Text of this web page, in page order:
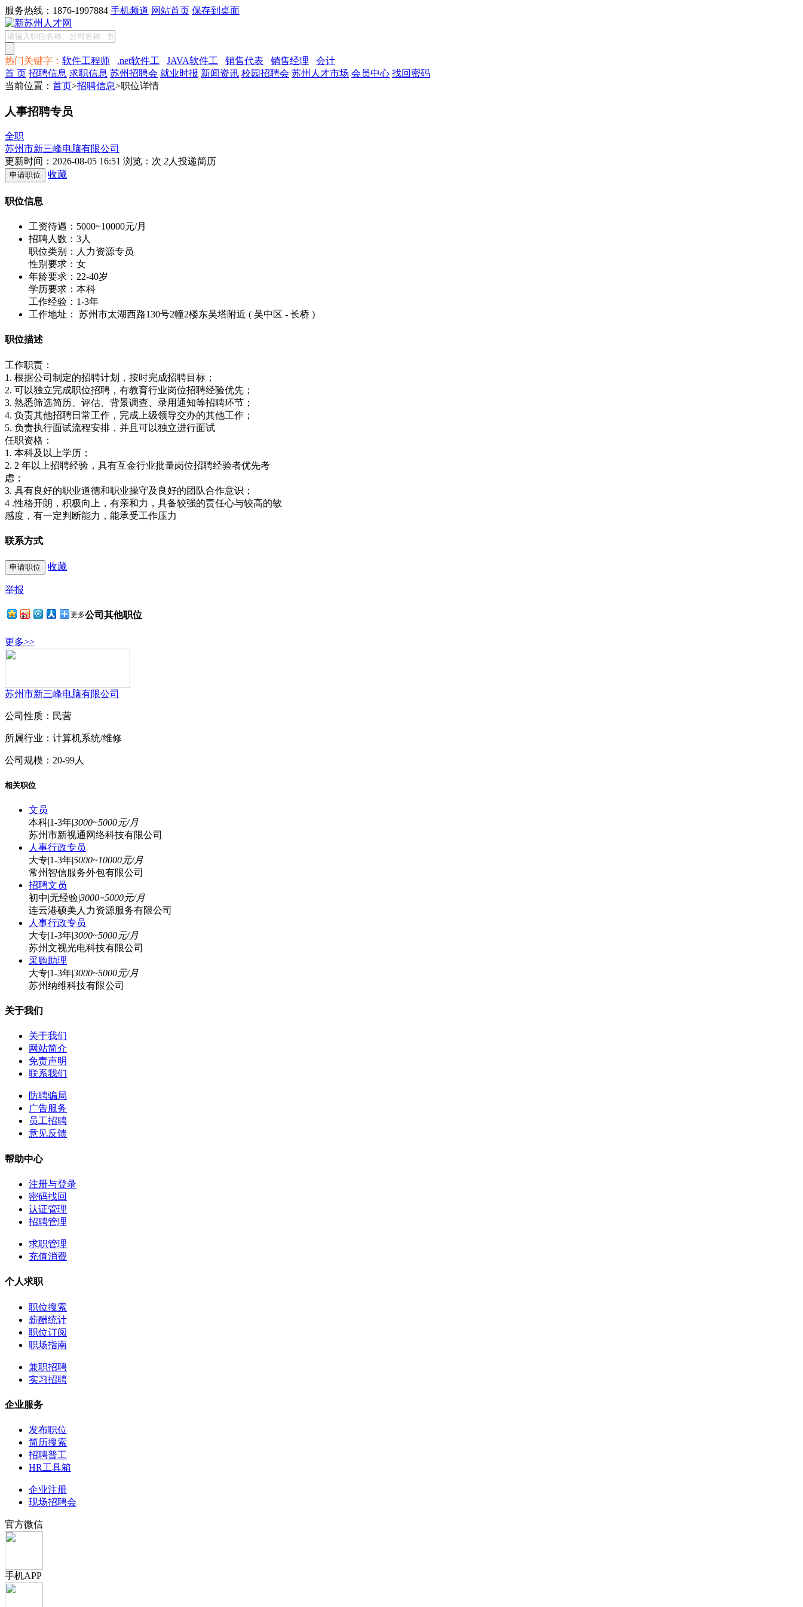
服务热线：1876-1997884 手机频道 网站首页 保存到桌面
热门关键字： 软件工程师 .net软件工 JAVA软件工 销售代表 销售经理
会计
首 页 招聘信息 求职信息 苏州招聘会 就业时报 新闻资讯 校园招聘会 苏州人才市场 会员中心 找回密码
当前位置： 首页>招聘信息>职位详情
人事招聘专员
全职
苏州市新三峰电脑有限公司
更新时间：2026-08-05 16:51 浏览： 次 2人投递简历
收藏
职位信息
工资待遇： 5000~10000元/月
招聘人数：3人
职位类别：人力资源专员
性别要求：女
年龄要求：22-40岁
学历要求：本科
工作经验：1-3年
工作地址： 苏州市太湖西路130号2幢2楼东吴塔附近 ( 吴中区 - 长桥 )
职位描述
工作职责：
1. 根据公司制定的招聘计划，按时完成招聘目标；
2. 可以独立完成职位招聘，有教育行业岗位招聘经验优先；
3. 熟悉筛选简历、评估、背景调查、录用通知等招聘环节；
4. 负责其他招聘日常工作，完成上级领导交办的其他工作；
5. 负责执行面试流程安排，并且可以独立进行面试
任职资格：
1. 本科及以上学历；
2. 2 年以上招聘经验，具有互金行业批量岗位招聘经验者优先考
虑；
3. 具有良好的职业道德和职业操守及良好的团队合作意识；
4 .性格开朗，积极向上，有亲和力，具备较强的责任心与较高的敏
感度，有一定判断能力，能承受工作压力
联系方式
收藏
举报
更多公司其他职位
更多>>
苏州市新三峰电脑有限公司
公司性质：民营
所属行业：计算机系统/维修
公司规模：20-99人
相关职位
文员
本科|1-3年|3000~5000元/月
苏州市新视通网络科技有限公司
人事行政专员
大专|1-3年|5000~10000元/月
常州智信服务外包有限公司
招聘文员
初中|无经验|3000~5000元/月
连云港硕美人力资源服务有限公司
人事行政专员
大专|1-3年|3000~5000元/月
苏州文视光电科技有限公司
采购助理
大专|1-3年|3000~5000元/月
苏州纳维科技有限公司
关于我们
关于我们
网站简介
免责声明
联系我们
防聘骗局
广告服务
员工招聘
意见反馈
帮助中心
注册与登录
密码找回
认证管理
招聘管理
求职管理
充值消费
个人求职
职位搜索
薪酬统计
职位订阅
职场指南
兼职招聘
实习招聘
企业服务
发布职位
简历搜索
招聘普工
HR工具箱
企业注册
现场招聘会
官方微信
手机APP